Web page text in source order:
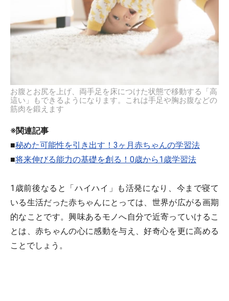
お腹とお尻を上げ、両手足を床につけた状態で移動する「高
這い」もできるようになります。これは手足や胸お腹などの
筋肉を鍛えます
※関連記事
■秘めた可能性を引き出す！3ヶ月赤ちゃんの学習法
■将来伸びる能力の基礎を創る！0歳から1歳学習法
1歳前後なると「ハイハイ」も活発になり、今まで寝て
いる生活だった赤ちゃんにとっては、世界が広がる画期
的なことです。興味あるモノへ自分で近寄っていけるこ
とは、赤ちゃんの心に感動を与え、好奇心を更に高める
ことでしょう。